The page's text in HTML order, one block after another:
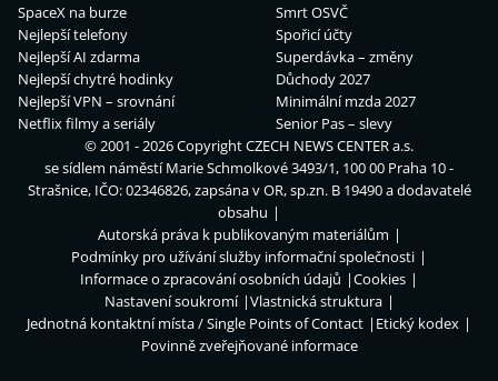
SpaceX na burze
Nejlepší telefony
Nejlepší AI zdarma
Nejlepší chytré hodinky
Nejlepší VPN – srovnání
Netflix filmy a seriály
Smrt OSVČ
Spořicí účty
Superdávka – změny
Důchody 2027
Minimální mzda 2027
Senior Pas – slevy
© 2001 - 2026 CopyrightCZECH NEWS CENTER a.s.
se sídlem náměstí Marie Schmolkové 3493/1, 100 00 Praha 10 -
Strašnice, IČO: 02346826, zapsána v OR, sp.zn. B 19490 a dodavatelé
obsahu
Autorská práva k publikovaným materiálům
Podmínky pro užívání služby informační společnosti
Informace o zpracování osobních údajů
Cookies
Nastavení soukromí
Vlastnická struktura
Jednotná kontaktní místa / Single Points of Contact
Etický kodex
Povinně zveřejňované informace